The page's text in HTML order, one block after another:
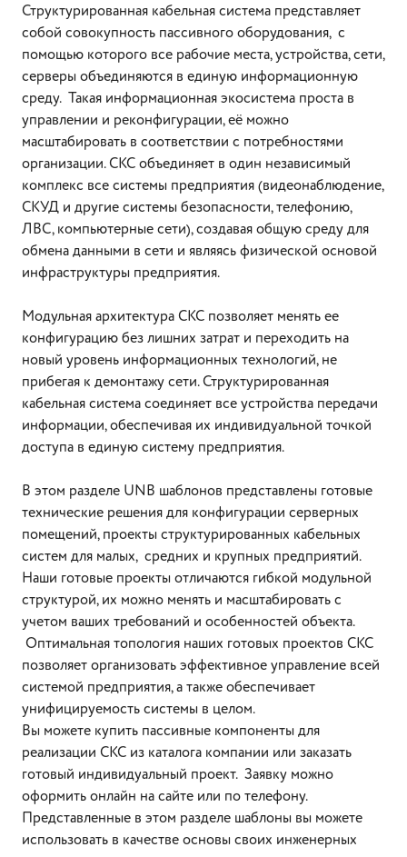
Структурированная кабельная система представляет
собой совокупность пассивного оборудования, с
помощью которого все рабочие места, устройства, сети,
серверы объединяются в единую информационную
среду. Такая информационная экосистема проста в
управлении и реконфигурации, её можно
масштабировать в соответствии с потребностями
организации. СКС объединяет в один независимый
комплекс все системы предприятия (видеонаблюдение,
СКУД и другие системы безопасности, телефонию,
ЛВС, компьютерные сети), создавая общую среду для
обмена данными в сети и являясь физической основой
инфраструктуры предприятия.
Модульная архитектура СКС позволяет менять ее
конфигурацию без лишних затрат и переходить на
новый уровень информационных технологий, не
прибегая к демонтажу сети. Структурированная
кабельная система соединяет все устройства передачи
информации, обеспечивая их индивидуальной точкой
доступа в единую систему предприятия.
В этом разделе UNB шаблонов представлены готовые
технические решения для конфигурации серверных
помещений, проекты структурированных кабельных
систем для малых, средних и крупных предприятий.
Наши готовые проекты отличаются гибкой модульной
структурой, их можно менять и масштабировать с
учетом ваших требований и особенностей объекта.
Оптимальная топология наших готовых проектов СКС
позволяет организовать эффективное управление всей
системой предприятия, а также обеспечивает
унифицируемость системы в целом.
Вы можете купить пассивные компоненты для
реализации СКС из каталога компании или заказать
готовый индивидуальный проект. Заявку можно
оформить онлайн на сайте или по телефону.
Представленные в этом разделе шаблоны вы можете
использовать в качестве основы своих инженерных